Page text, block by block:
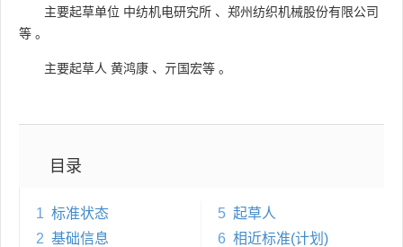
主要起草单位 中纺机电研究所 、 郑州纺织机械股份有限公司
等 。
主要起草人 黄鸿康 、 亓国宏等 。
目录
1 标准状态
2 基础信息
5 起草人
6 相近标准(计划)